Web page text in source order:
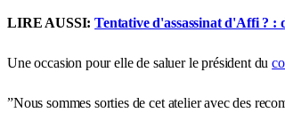
LIRE AUSSI:Tentative d'assassinat d'Affi ? :
Une occasion pour elle de saluer le président du
”Nous sommes sorties de cet atelier avec des